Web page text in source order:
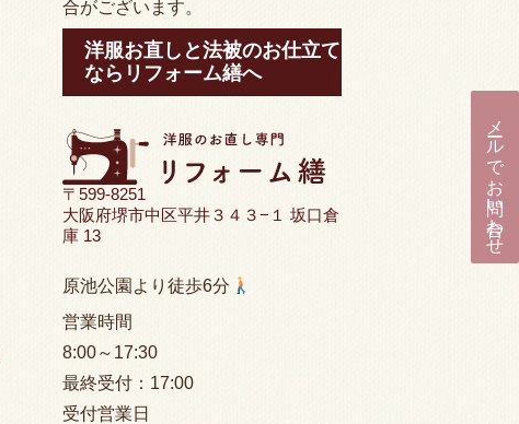
メールでお問い合わせ
合がございます。
洋服お直しと法被のお仕立て
ならリフォーム繕へ
〒599-8251
大阪府堺市中区平井３４３−１ 坂口倉
庫 13
原池公園より徒歩6分
営業時間
8:00～17:30
最終受付： 17:00
受付営業日